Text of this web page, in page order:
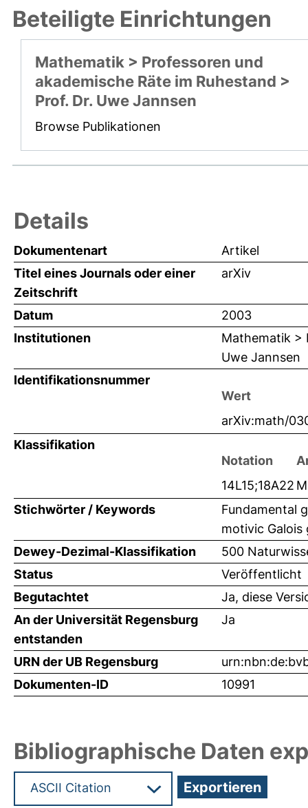
Beteiligte Einrichtungen
Mathematik > Professoren und
akademische Räte im Ruhestand >
Prof. Dr. Uwe Jannsen
Browse Publikationen
Details
Dokumentenart
Artikel
Titel eines Journals oder einer
Zeitschrift
arXiv
Datum
2003
Institutionen
Mathematik >
Uwe Jannsen
Identifikationsnummer
Wert
arXiv:math/
Klassifikation
Notation
14L15;18A22
Stichwörter / Keywords
Fundamental
motivic Galois
Dewey-Dezimal-Klassifikation
500
Status
Veröffentlicht
Begutachtet
Ja, diese
An der Universität Regensburg
entstanden
Ja
URN der UB Regensburg
Dokumenten-ID
10991
Bibliographische Daten